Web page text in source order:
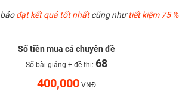
đạt kết quả tốt nhấtcũng nhưtiết kiệm 75 %
Số tiền mua cả chuyên đề
Số bài giảng + đề thi: 68
400,000 VNĐ